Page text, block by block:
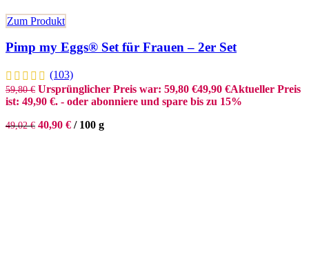
Zum Produkt
Pimp my Eggs® Set für Frauen – 2er Set
(103)
59,80€ Ursprünglicher Preis war: 59,80 €49,90 €Aktueller Preis
ist: 49,90 €. - oder abonniere und spare bis zu 15%
49,02€ 40,90 € / 100 g